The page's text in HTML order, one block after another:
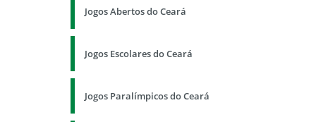
Jogos Abertos do Ceará
Jogos Escolares do Ceará
Jogos Paralímpicos do Ceará